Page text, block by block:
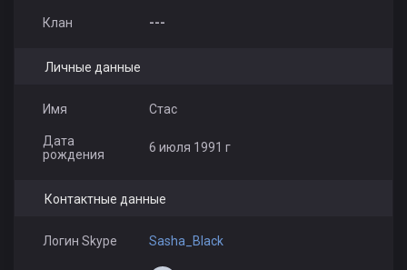
Клан ---
Личные данные
Имя Стас
Дата
рождения
6 июля 1991 г
Контактные данные
Логин Skype Sasha_Black